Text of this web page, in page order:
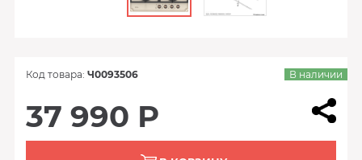
Код товара: Ч0093506 В наличии
37 990 Р